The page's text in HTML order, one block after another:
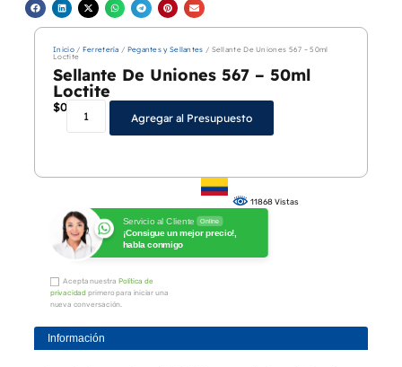
Inicio/ Ferretería / Pegantes y Sellantes / Sellante De Uniones 567 – 50ml
Loctite
Sellante De Uniones 567 – 50ml
Loctite
$0
Agregar al Presupuesto
Servicio al Cliente Online
¡Consigue un mejor precio!,
habla conmigo
Acepta nuestra Política de
privacidad primero para iniciar una
nueva conversación.
11868 Vistas
Información